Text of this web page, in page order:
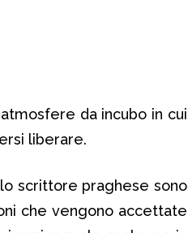
da incubo in cui
liberare.
scrittore praghese sono
che vengono accettate